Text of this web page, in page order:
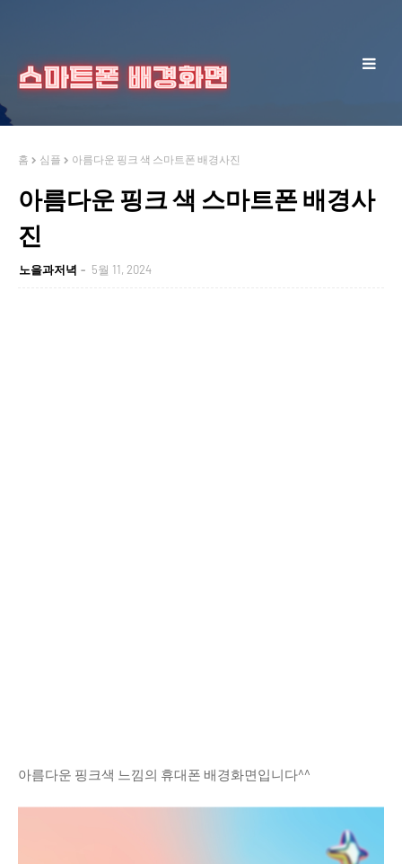
홈 심플 아름다운 핑크 색 스마트폰 배경사진
아름다운 핑크 색 스마트폰 배경사
진
노을과저녁 5월 11, 2024
아름다운 핑크색 느낌의 휴대폰 배경화면입니다^^